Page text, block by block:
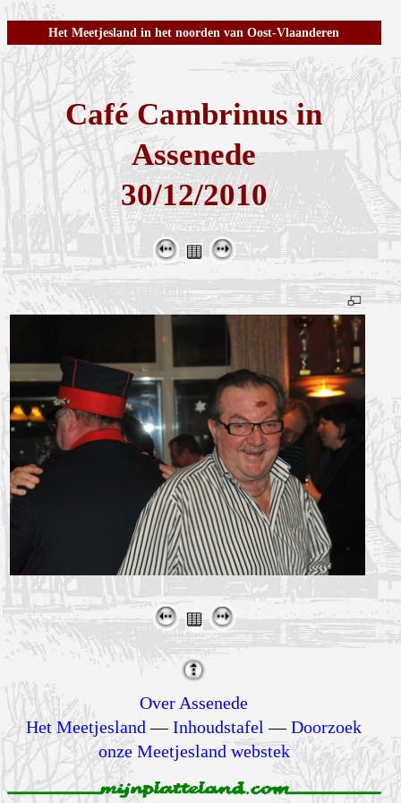
Het Meetjesland in het noorden van Oost-Vlaanderen
Café Cambrinus in
Assenede
30/12/2010
Over Assenede
Het Meetjesland —Inhoudstafel —Doorzoek
onze Meetjesland webstek